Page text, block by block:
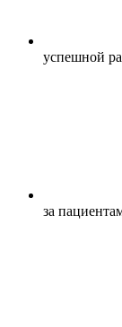
успешной
за